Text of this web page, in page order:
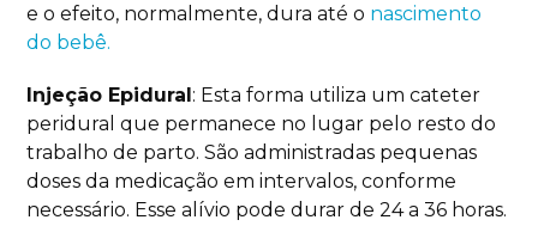
e o efeito, normalmente, dura até o nascimento
do bebê.
Injeção Epidural: Esta forma utiliza um cateter
peridural que permanece no lugar pelo resto do
trabalho de parto. São administradas pequenas
doses da medicação em intervalos, conforme
necessário. Esse alívio pode durar de 24 a 36 horas.